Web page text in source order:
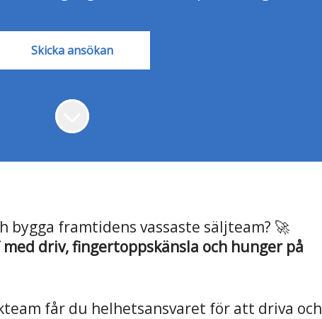
Skicka ansökan
bygga framtidens vassaste säljteam? 🚀
driv, fingertoppskänsla och hunger på
får du helhetsansvaret för att driva och